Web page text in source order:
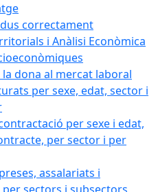
correctament
i Anàlisi Econòmica
la dona al mercat laboral
per sexe, edat, sector i
per sexe i edat,
per sector i per
assalariats i